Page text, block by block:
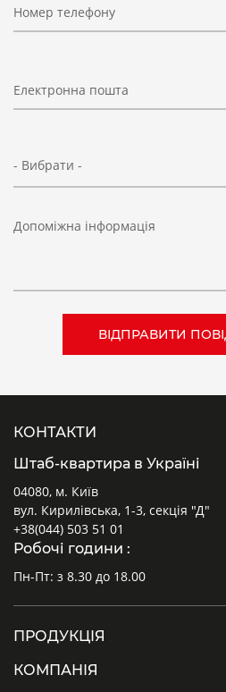
Номер телефону
Електронна пошта
- Вибрати -
Допоміжна інформація
КОНТАКТИ
Штаб-квартира в Україні
04080, м. Київ
вул. Кирилівська, 1-3, секція "Д"
+38(044) 503 51 01
Робочі години :
Пн-Пт: з 8.30 до 18.00
ПРОДУКЦІЯ
КОМПАНІЯ